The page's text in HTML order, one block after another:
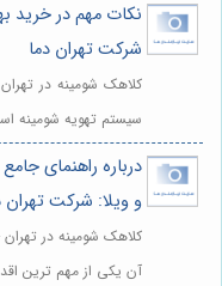
نکات مهم در خرید
شرکت تهران دما
کلاهک شومینه در
سیستم تهویه شومینه
درباره راهنمای
و ویلا: شرکت تهران
کلاهک شومینه در
آن یکی از مهم ترین